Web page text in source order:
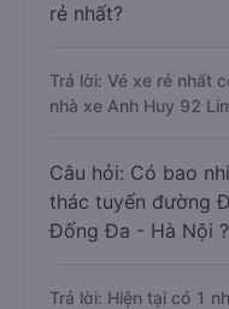
rẻ nhất?
Trả lời: Vé xe rẻ nhất
nhà xe Anh Huy 92
Câu hỏi: Có bao
thác tuyến đường
Đống Đa - Hà Nội ?
Trả lời: Hiện tại có 1